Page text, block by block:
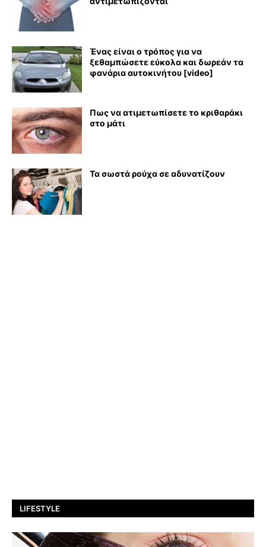
Ένας είναι ο τρόπος για να
ξεθαμπώσετε εύκολα και δωρεάν τα
φανάρια αυτοκινήτου [video]
Πως να ατιμετωπίσετε το κριθαράκι
στο μάτι
Τα σωστά ρούχα σε αδυνατίζουν
LIFESTYLE